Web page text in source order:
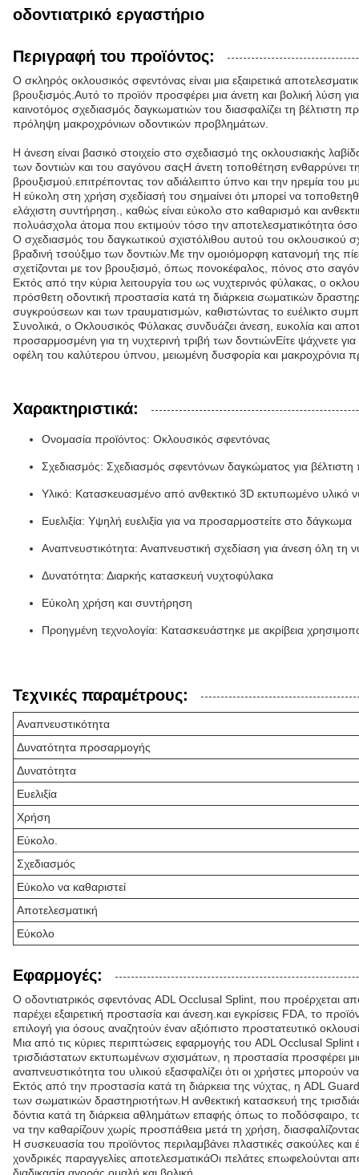
οδοντιατρικό εργαστήριο
Περιγραφή του προϊόντος:
Ο σκληρός οκλουσικός σφεντόνας είναι μια εξαιρετικά
βρουξισμός.Αυτό το προϊόν προσφέρει μια άνετη και βολική λύση
καινοτόμος σχεδιασμός δαγκωματιών του διασφαλίζει τη βέλτιστη
πρόληψη μακροχρόνιων οδοντικών προβλημάτων.
Η άνεση είναι βασικό στοιχείο στο σχεδιασμό της οκλουσιακής
των δοντιών και του σαγόνου σαςΗ άνετη τοποθέτηση ενθαρρύνει
βρουξισμού.επιτρέποντας τον αδιάλειπτο ύπνο και την ηρεμία του
Η εύκολη στη χρήση σχεδίασή του σημαίνει ότι μπορεί να
ελάχιστη συντήρηση., καθώς είναι εύκολο στο καθαρισμό και
πολυάσχολα άτομα που εκτιμούν τόσο την αποτελεσματικότητα
Ο σχεδιασμός του δαγκωτικού σχιστόλιθου αυτού του οκλουσικού
βραδινή τσούξιμο των δοντιών.Με την ομοιόμορφη κατανομή της
σχετίζονται με τον βρουξισμό, όπως πονοκέφαλος, πόνος στο
Εκτός από την κύρια λειτουργία του ως νυχτερινός φύλακας, ο
πρόσθετη οδοντική προστασία κατά τη διάρκεια σωματικών
συγκρούσεων και των τραυματισμών, καθιστώντας το ευέλικτο
Συνολικά, ο Οκλουσικός Φύλακας συνδυάζει άνεση, ευκολία και
προσαρμοσμένη για τη νυχτερινή τριβή των δοντιώνΕίτε ψάχνετε
οφέλη του καλύτερου ύπνου, μειωμένη δυσφορία και μακροχρόνια
Χαρακτηριστικά:
Ονομασία προϊόντος: Οκλουσικός σφεντόνας
Σχεδιασμός: Σχεδιασμός σφεντόνων δαγκώματος για
Υλικό: Κατασκευασμένο από ανθεκτικό 3D εκτυπωμένο υλικό
Ευελιξία: Υψηλή ευελιξία για να προσαρμοστείτε στο δάγκωμα
Αναπνευστικότητα: Αναπνευστική σχεδίαση για άνεση όλη τη
Δυνατότητα: Διαρκής κατασκευή νυχτοφύλακα
Εύκολη χρήση και συντήρηση
Προηγμένη τεχνολογία: Κατασκευάστηκε με ακρίβεια
Τεχνικές παραμέτρους:
Αναπνευστικότητα
Δυνατότητα προσαρμογής
Δυνατότητα
Ευελιξία
Χρήση
Εύκολο.
Σχεδιασμός
Εύκολο να καθαριστεί
Αποτελεσματική
Εύκολο
Εφαρμογές:
Ο οδοντιατρικός σφεντόνας ADL Occlusal Splint, που προέρχεται από
παρέχει εξαιρετική προστασία και άνεση.και εγκρίσεις FDA, το
επιλογή για όσους αναζητούν έναν αξιόπιστο προστατευτικό
Μια από τις κύριες περιπτώσεις εφαρμογής του ADL Occlusal
τρισδιάστατων εκτυπωμένων σχισμάτων, η προστασία προσφέρει
αναπνευστικότητα του υλικού εξασφαλίζει ότι οι χρήστες
Εκτός από την προστασία κατά τη διάρκεια της νύχτας, η ADL Guard
των σωματικών δραστηριοτήτων.Η ανθεκτική κατασκευή της
δόντια κατά τη διάρκεια αθλημάτων επαφής όπως το ποδόσφαιρο,
να την καθαρίζουν χωρίς προσπάθεια μετά τη χρήση,
Η συσκευασία του προϊόντος περιλαμβάνει πλαστικές σακούλες
χονδρικές παραγγελίες αποτελεσματικάΟι πελάτες